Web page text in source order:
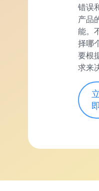
错误
产品
能。
择哪
要根
求来